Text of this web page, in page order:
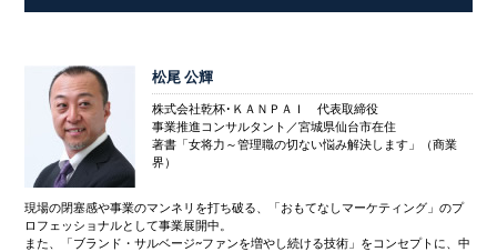
松尾 公輝
株式会社乾杯･ＫＡＮＰＡＩ 代表取締役
事業推進コンサルタント／宮城県仙台市在住
著書「女将力～管理職の切ない悩み解決します」（商業
界）
現場の閉塞感や事業のマンネリを打ち破る、「おもてなしマーケティング」のプ
ロフェッショナルとして事業展開中。
また、「ブランド・サルベージ~ファンを増やし続ける技術」をコンセプトに、中